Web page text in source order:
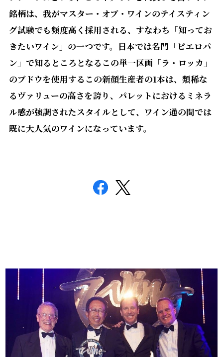
銘柄は、我がマスター・オブ・ワインのテイスティン
グ試験でも頻度高く採用される、すなわち「知ってお
きたいワイン」の一つです。日本では名門「ピエロパ
ン」で知るところとなるこの単一区画「ラ・ロッカ」
のブドウを使用するこの新顔生産者の1本は、類稀な
るヴァリューの高さを誇り、パレットにおけるミネラ
ル感が強調されたスタイルとして、ワイン通の間では
既に大人気のワインになっています。